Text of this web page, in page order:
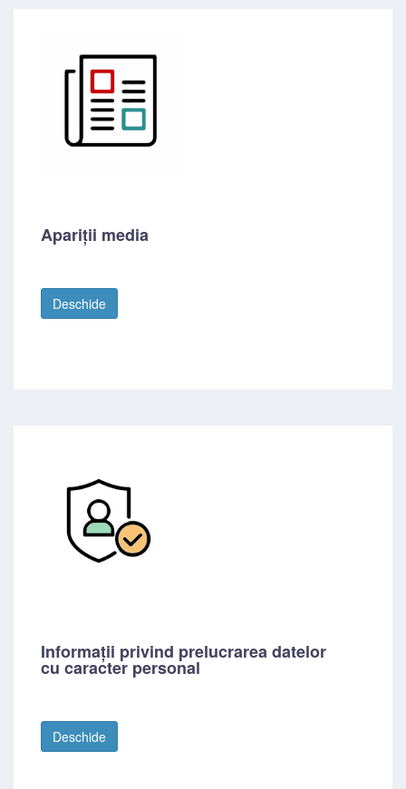
Apariții media
Deschide
Informații privind prelucrarea datelor
cu caracter personal
Deschide